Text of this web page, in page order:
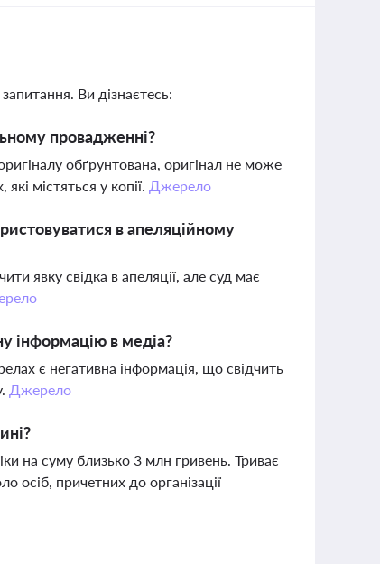
Ви дізнаєтесь:
провадженні?
обґрунтована, оригінал не може
містяться у копії. Джерело
в апеляційному
явку свідка в апеляції, але суд має
інформацію в медіа?
є негативна інформація, що свідчить
Джерело
на суму близько 3 млн гривень. Триває
осіб, причетних до організації